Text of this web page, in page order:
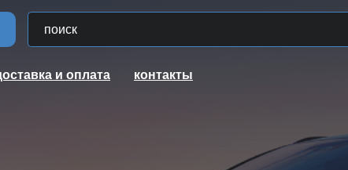
и оплата контакты